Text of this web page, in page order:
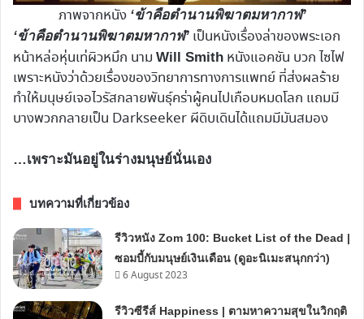
ภาพจากหนัง ‘ข้าคือตำนานพิฆาตมหากาฬ’
‘ข้าคือตำนานพิฆาตมหากาฬ’ เป็นหนังเรื่องล่าของพระเอก
หน้าหล่อหุ่นเท่ผิวหมึก นาม Will Smith หนังแอคชัน บวก ไซไฟ
เพราะหนังว่าด้วยเรื่องของวิทยาการทางการแพทย์ ที่ส่งผลร้าย
ทำให้มนุษย์เจอไวรัสกลายพันธุ์คร่าผู้คนไปเกือบหมดโลก แถมมี
บางพวกกลายเป็น Darkseeker ผีดิบเดินได้แถมมีมันสมอง
…เพราะมันอยู่ในร่างมนุษย์นั่นเอง
บทความที่เกี่ยวข้อง
รีวิวหนัง Zom 100: Bucket List of the Dead |
ซอมบี้กับมนุษย์เงินเดือน (ดูอะนิเมะสนุกกว่า)
6 August 2023
รีวิวซีรีส์ Happiness | ตามหาความสุขในวิกฤติ